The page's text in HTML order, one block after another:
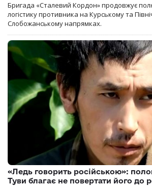
Бригада «Сталевий Кордон» продовжує
логістику противника на Курському та
Слобожанському напрямках.
«Ледь говорить російською»:
Туви благає не повертати його до